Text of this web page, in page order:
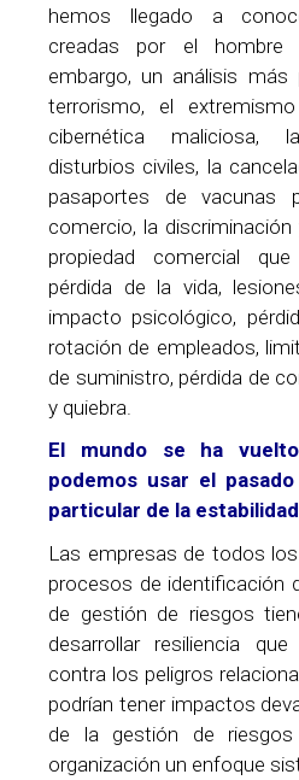
hemos llegado a
creadas por el hombre
embargo, un análisis más
terrorismo, el
cibernética maliciosa,
disturbios civiles, la
pasaportes de vacunas
comercio, la
propiedad comercial
pérdida de la vida,
impacto psicológico,
rotación de empleados,
de suministro, pérdida de
y quiebra.
El mundo se ha
podemos usar el
particular de la
Las empresas de todos
procesos de identificación
de gestión de riesgos
desarrollar resiliencia
contra los peligros
podrían tener impactos
de la gestión de
organización un enfoque